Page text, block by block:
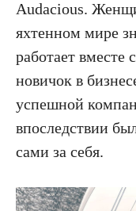
Audacious.
яхтенном мире
работает вместе
новичок в
успешной
впоследствии
сами за себя.